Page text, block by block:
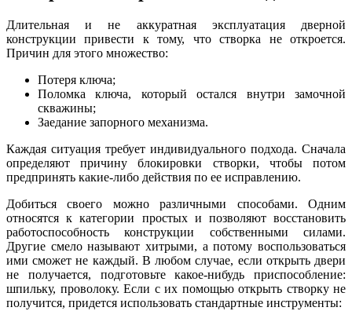
Длительная и не аккуратная эксплуатация дверной
конструкции привести к тому, что створка не откроется.
Причин для этого множество:
Потеря ключа;
Поломка ключа, который остался внутри замочной
скважины;
Заедание запорного механизма.
Каждая ситуация требует индивидуального подхода. Сначала
определяют причину блокировки створки, чтобы потом
предпринять какие-либо действия по ее исправлению.
Добиться своего можно различными способами. Одним
относятся к категории простых и позволяют восстановить
работоспособность конструкции собственными силами.
Другие смело называют хитрыми, а потому воспользоваться
ими сможет не каждый. В любом случае, если открыть двери
не получается, подготовьте какое-нибудь приспособление:
шпильку, проволоку. Если с их помощью открыть створку не
получится, придется использовать стандартные инструменты: